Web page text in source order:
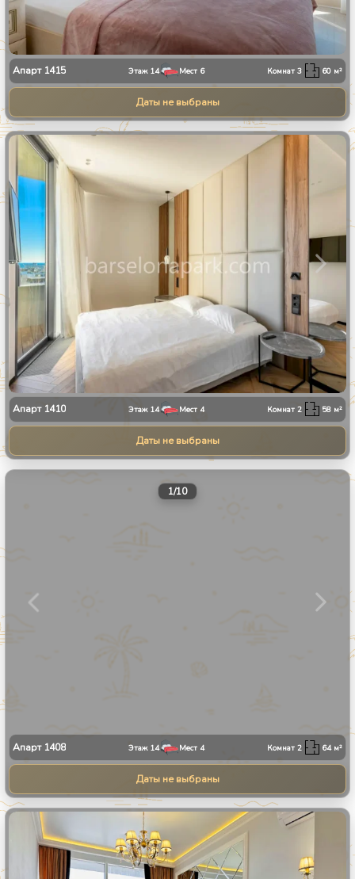
Апарт 1415 Этаж 14 Мест 6 Комнат3 60 м²
Даты не выбраны
Апарт 1410 Этаж 14 Мест 4 Комнат2 58 м²
Даты не выбраны
1/10
Апарт 1408 Этаж 14 Мест 4 Комнат2 64м²
Даты не выбраны